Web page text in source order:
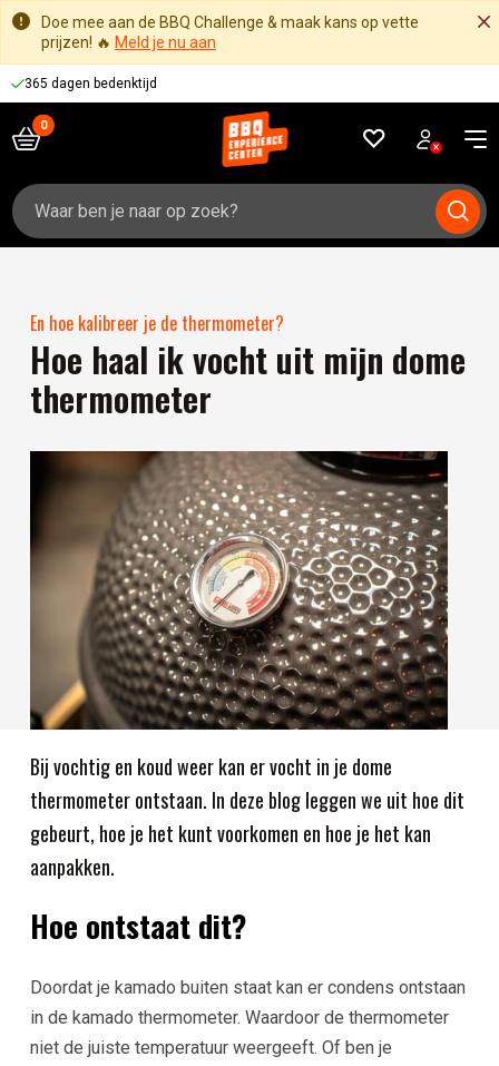
Doe mee aan de BBQ Challenge & maak kans op vette
prijzen! 🔥 Meld je nu aan
365 dagen bedenktijd
Zoeken
naar:
En hoe kalibreer je de thermometer?
Hoe haal ik vocht uit mijn dome
thermometer
Bij vochtig en koud weer kan er vocht in je dome
thermometer ontstaan. In deze blog leggen we uit hoe dit
gebeurt, hoe je het kunt voorkomen en hoe je het kan
aanpakken.
Hoe ontstaat dit?
Doordat je kamado buiten staat kan er condens ontstaan
in de kamado thermometer. Waardoor de thermometer
niet de juiste temperatuur weergeeft. Of ben je